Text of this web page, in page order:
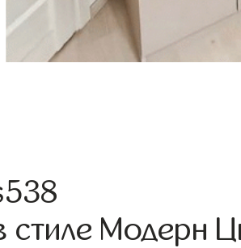
Модерн